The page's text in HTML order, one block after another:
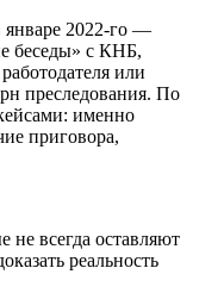
январе 2022-го —
беседы» с КНБ,
или
преследования. По
именно
приговора,
не всегда оставляют
реальность